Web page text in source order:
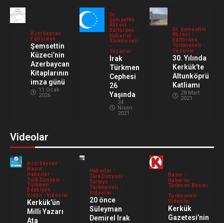
3
IKBY Başkanı Neçirvan Barzani:
Başbakan Ali ez-Zeydi ile Verimli Bir
Görüşme Gerçekleştirdik
6 Ağustos 2026
4
Trabzonspor, Muhammed Salah ile
transfer görüşmelerine başlandığını
5 Ağustos 2026
“EBEDİ BİRLİK – 5 YIL: BİRLİKTEN
4 Ağustos 2026
Azerbaycan
Editörden
Şemsettin
Küzeci’nin
Azerbaycan
Kitaplarının
imza günü
11 Ocak
2026
Dr.
Şemsettin
Küzeci
Editörden
Haberler
Türkmeneli
Yazarlar
Irak
Türkmen
Cephesi
26
Yaşında
24
Nisan
2021
Dr. Şemsettin
Küzeci
Editörden
Türkmeneli
Yazarlar
30. Yılında
Kerkük’te
Altunköprü
Katliamı
28 Mart
2021
Videolar
Azerbaycan
Basın
Haberler
Türk Dünyası
Türkmen
Edebiyatı
Video
Videolar
Kerkük’ün
Milli Yazarı
Ata
Haberler
Türk Dünyası
Türkiye
Türkmeneli
Videolar
20 önce
Süleyman
Demirel Irak
Basın
Haberler
Türkmen Basını
Türkmeneli
Videolar
Kerkük
Gazetesi’nin